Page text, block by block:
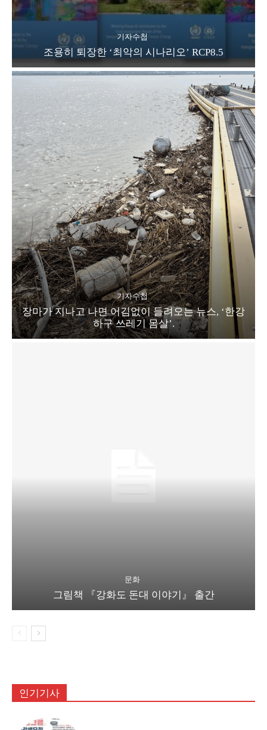
기자수첩
조용히 퇴장한 ‘최악의 시나리오’ RCP8.5
기자수첩
장마가 지나고 나면 어김없이 들려오는 뉴스, ‘한강
하구 쓰레기 몸살’.
문화
그림책 『강화도 돈대 이야기』 출간
인기기사